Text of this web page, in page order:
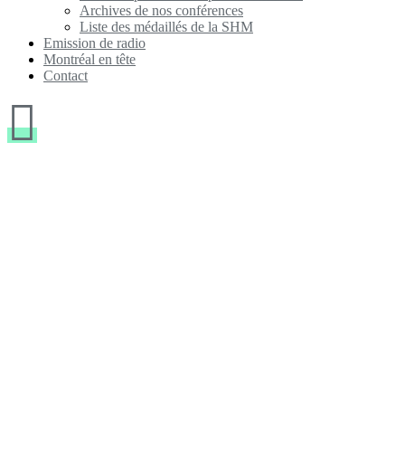
Archives de nos conférences
Liste des médaillés de la SHM
Emission de radio
Montréal en tête
Contact